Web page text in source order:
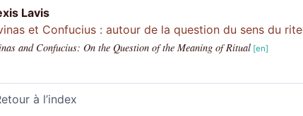
Lavis
et Confucius : autour de la question du sens du rite
and Confucius: On the Question of the Meaning of Ritual
à l’index